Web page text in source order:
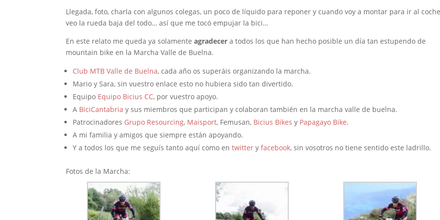
Llegada, foto, charla con algunos colegas, un poco de líquido para reponer y cuando voy a montar para ir al
veo la rueda baja del todo… así que me tocó empujar la bici…
En este relato me queda ya solamenteagradecer a todos los que han hecho posible un día tan estupendo de
mountain bike en la Marcha Valle de Buelna.
Club MTB Valle de Buelna, cada año os superáis organizando la marcha.
Mario y Sara, sin vuestro enlace esto no hubiera sido tan divertido.
Equipo Equipo Bicius CC, por vuestro apoyo.
A BiciCantabria y sus miembros que participan y colaboran también en la marcha valle de buelna.
Patrocinadores Grupo Resourcing, Maisport, Femusan, Bicius Bikes y Papagayo Bike.
A mi familia y amigos que siempre están apoyando.
Y a todos los que me seguís tanto aquí como entwitter yfacebook, sin vosotros no tiene sentido este ladrillo.
Fotos de la Marcha: